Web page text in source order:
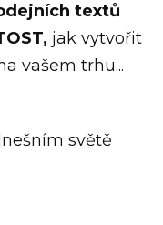
textů
jak vytvořit
vašem trhu...
světě